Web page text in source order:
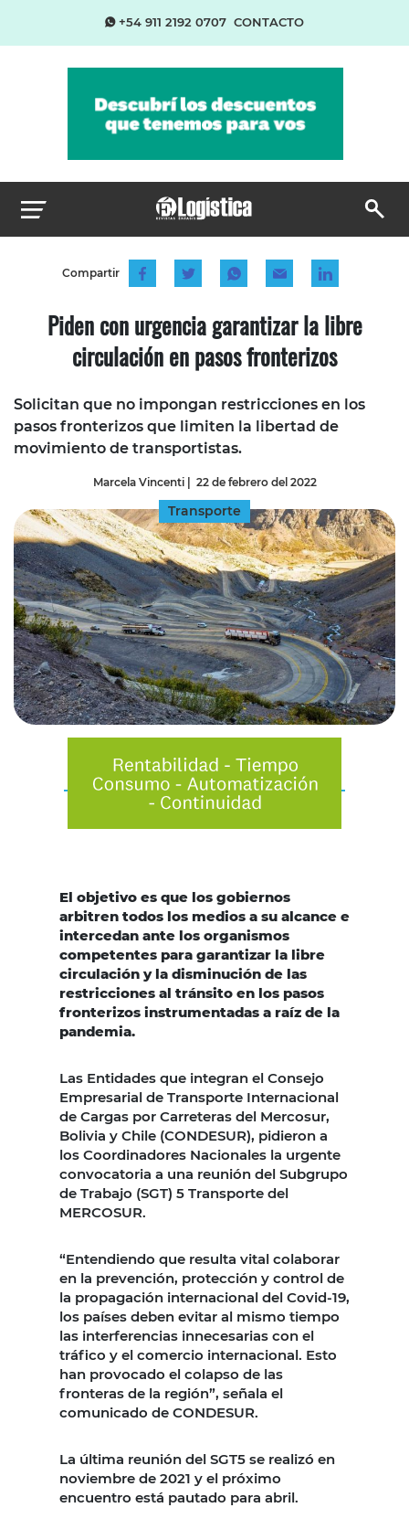
+54 911 2192 0707 CONTACTO
Compartir
Piden con urgencia garantizar la libre
circulación en pasos fronterizos
Solicitan que no impongan restricciones en los
pasos fronterizos que limiten la libertad de
movimiento de transportistas.
Marcela Vincenti| 22 de febrero del 2022
Transporte
El objetivo es que los gobiernos
arbitren todos los medios a su alcance e
intercedan ante los organismos
competentes para garantizar la libre
circulación y la disminución de las
restricciones al tránsito en los pasos
fronterizos instrumentadas a raíz de la
pandemia.
Las Entidades que integran el Consejo
Empresarial de Transporte Internacional
de Cargas por Carreteras del Mercosur,
Bolivia y Chile (CONDESUR), pidieron a
los Coordinadores Nacionales la urgente
convocatoria a una reunión del Subgrupo
de Trabajo (SGT) 5 Transporte del
MERCOSUR.
“Entendiendo que resulta vital colaborar
en la prevención, protección y control de
la propagación internacional del Covid-19,
los países deben evitar al mismo tiempo
las interferencias innecesarias con el
tráfico y el comercio internacional. Esto
han provocado el colapso de las
fronteras de la región”, señala el
comunicado de CONDESUR.
La última reunión del SGT5 se realizó en
noviembre de 2021 y el próximo
encuentro está pautado para abril.